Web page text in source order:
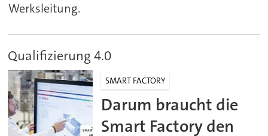
Werksleitung.
Qualifizierung 4.0
SMART FACTORY
Darum braucht die
Smart Factory den